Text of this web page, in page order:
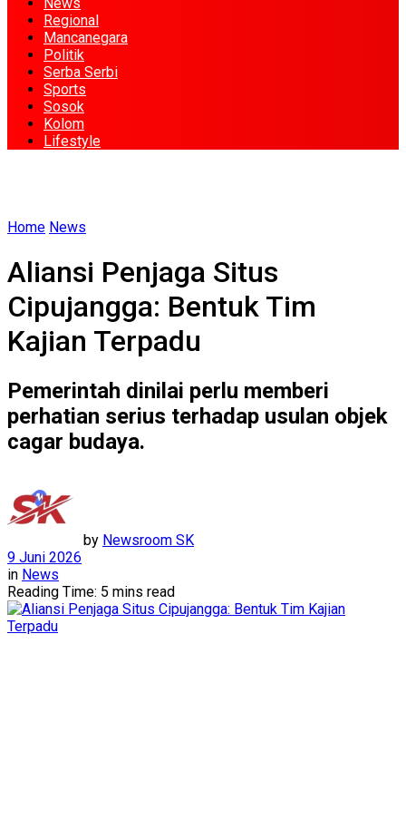
Regional
Mancanegara
Politik
Serba Serbi
Sports
Sosok
Kolom
Lifestyle
Home News
Aliansi Penjaga Situs
Cipujangga: Bentuk Tim
Kajian Terpadu
Pemerintah dinilai perlu memberi
perhatian serius terhadap usulan objek
cagar budaya.
by Newsroom SK
9 Juni 2026
in News
Reading Time: 5 mins read